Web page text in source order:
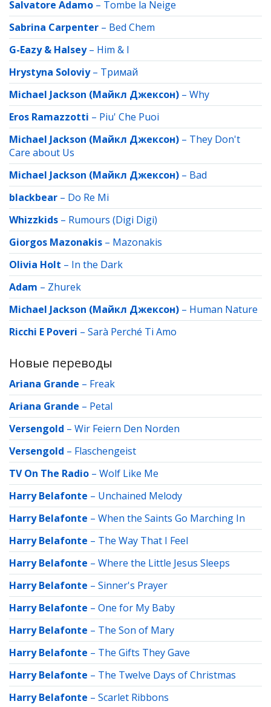
Salvatore Adamo – Tombe la Neige
Sabrina Carpenter – Bed Chem
G-Eazy & Halsey– Him & I
Hrystyna Soloviy– Тримай
Michael Jackson (Майкл Джексон) – Why
Eros Ramazzotti – Piu' Che Puoi
Michael Jackson (Майкл Джексон) – They Don't
Care about Us
Michael Jackson (Майкл Джексон) – Bad
blackbear – Do Re Mi
Whizzkids – Rumours (Digi Digi)
Giorgos Mazonakis – Mazonakis
Olivia Holt – In the Dark
Adam – Zhurek
Michael Jackson (Майкл Джексон) – Human Nature
Ricchi E Poveri – Sarà Perché Ti Amo
Новые переводы
Ariana Grande – Freak
Ariana Grande – Petal
Versengold – Wir Feiern Den Norden
Versengold – Flaschengeist
TV On The Radio – Wolf Like Me
Harry Belafonte – Unchained Melody
Harry Belafonte – When the Saints Go Marching In
Harry Belafonte – The Way That I Feel
Harry Belafonte – Where the Little Jesus Sleeps
Harry Belafonte – Sinner's Prayer
Harry Belafonte – One for My Baby
Harry Belafonte – The Son of Mary
Harry Belafonte – The Gifts They Gave
Harry Belafonte – The Twelve Days of Christmas
Harry Belafonte – Scarlet Ribbons